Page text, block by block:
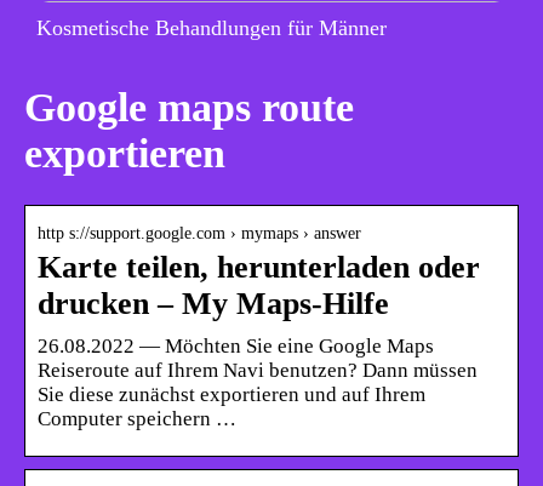
Kosmetische Behandlungen für Männer
Google maps route
exportieren
http s://support.google.com › mymaps › answer
Karte teilen, herunterladen oder
drucken – My Maps-Hilfe
26.08.2022 — Möchten Sie eine Google Maps
Reiseroute auf Ihrem Navi benutzen? Dann müssen
Sie diese zunächst exportieren und auf Ihrem
Computer speichern …